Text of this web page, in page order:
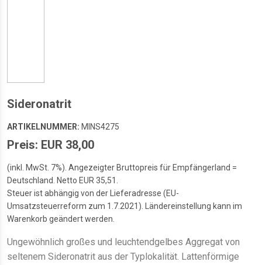
Sideronatrit
ARTIKELNUMMER: MINS4275
Preis: EUR 38,00
(inkl. MwSt. 7%). Angezeigter Bruttopreis für Empfängerland =
Deutschland. Netto EUR 35,51.
Steuer ist abhängig von der Lieferadresse (EU-
Umsatzsteuerreform zum 1.7.2021). Ländereinstellung kann im
Warenkorb geändert werden.
Ungewöhnlich großes und leuchtendgelbes Aggregat von
seltenem Sideronatrit aus der Typlokalität. Lattenförmige